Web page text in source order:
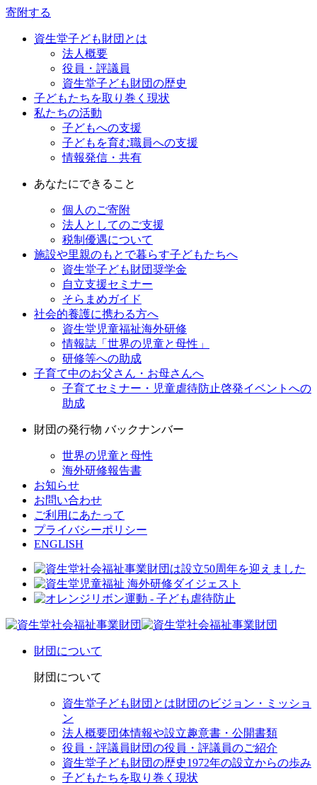
寄附する
資生堂子ども財団とは
法人概要
役員・評議員
資生堂子ども財団の歴史
子どもたちを取り巻く現状
私たちの活動
子どもへの支援
子どもを育む職員への支援
情報発信・共有
あなたにできること
個人のご寄附
法人としてのご支援
税制優遇について
施設や里親のもとで暮らす子どもたちへ
資生堂子ども財団奨学金
自立支援セミナー
そらまめガイド
社会的養護に携わる方へ
資生堂児童福祉海外研修
情報誌「世界の児童と母性」
研修等への助成
子育て中のお父さん・お母さんへ
子育てセミナー・児童虐待防止啓発イベントへの
助成
財団の発行物 バックナンバー
世界の児童と母性
海外研修報告書
お知らせ
お問い合わせ
ご利用にあたって
プライバシーポリシー
ENGLISH
財団について
財団について
資生堂子ども財団とは財団のビジョン・ミッショ
ン
法人概要団体情報や設立趣意書・公開書類
役員・評議員財団の役員・評議員のご紹介
資生堂子ども財団の歴史1972年の設立からの歩み
子どもたちを取り巻く現状